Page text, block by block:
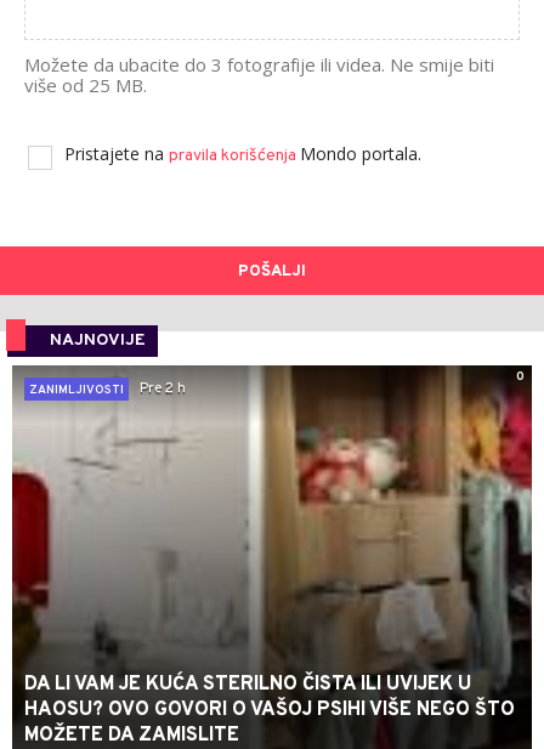
Možete da ubacite do 3 fotografije ili videa. Ne smije biti
više od 25 MB.
Pristajete na pravila korišćenja Mondo portala.
POŠALJI
NAJNOVIJE
0
ZANIMLJIVOSTI
Pre 2 h
DA LI VAM JE KUĆA STERILNO ČISTA ILI UVIJEK U
HAOSU? OVO GOVORI O VAŠOJ PSIHI VIŠE NEGO ŠTO
MOŽETE DA ZAMISLITE